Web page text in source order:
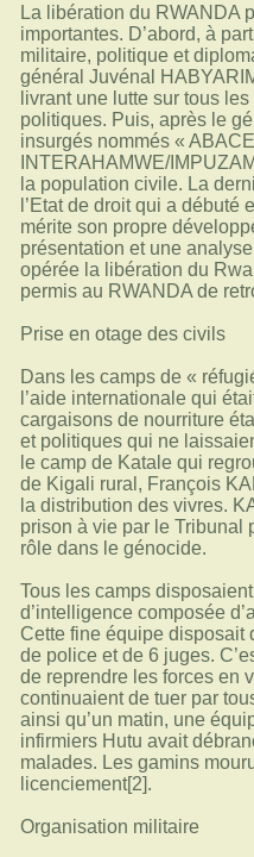
La libération du RWANDA
importantes. D’abord, à
militaire, politique et
général Juvénal
livrant une lutte sur tous
politiques. Puis, après le
insurgés nommés «
INTERAHAMWE/
la population civile. La
l’Etat de droit qui a
mérite son propre
présentation et une
opérée la libération du
permis au RWANDA de
Prise en otage des civils
Dans les camps de «
l’aide internationale qui
cargaisons de nourriture
et politiques qui ne
le camp de Katale qui
de Kigali rural, François
la distribution des vivres.
prison à vie par le Tribunal
rôle dans le génocide.
Tous les camps
d’intelligence composée
Cette fine équipe disposait
de police et de 6 juges.
de reprendre les forces en
continuaient de tuer par
ainsi qu’un matin, une
infirmiers Hutu avait
malades. Les gamins
licenciement[2].
Organisation militaire